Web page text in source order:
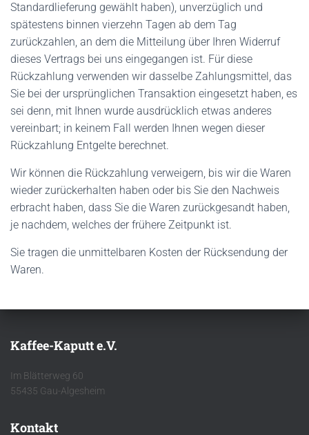
Standardlieferung gewählt haben), unverzüglich und
spätestens binnen vierzehn Tagen ab dem Tag
zurückzahlen, an dem die Mitteilung über Ihren Widerruf
dieses Vertrags bei uns eingegangen ist. Für diese
Rückzahlung verwenden wir dasselbe Zahlungsmittel, das
Sie bei der ursprünglichen Transaktion eingesetzt haben, es
sei denn, mit Ihnen wurde ausdrücklich etwas anderes
vereinbart; in keinem Fall werden Ihnen wegen dieser
Rückzahlung Entgelte berechnet.
Wir können die Rückzahlung verweigern, bis wir die Waren
wieder zurückerhalten haben oder bis Sie den Nachweis
erbracht haben, dass Sie die Waren zurückgesandt haben,
je nachdem, welches der frühere Zeitpunkt ist.
Sie tragen die unmittelbaren Kosten der Rücksendung der
Waren.
Kaffee-Kaputt e.V.
Im Blätterweg 60
55435 Gau-Algesheim
Kontakt